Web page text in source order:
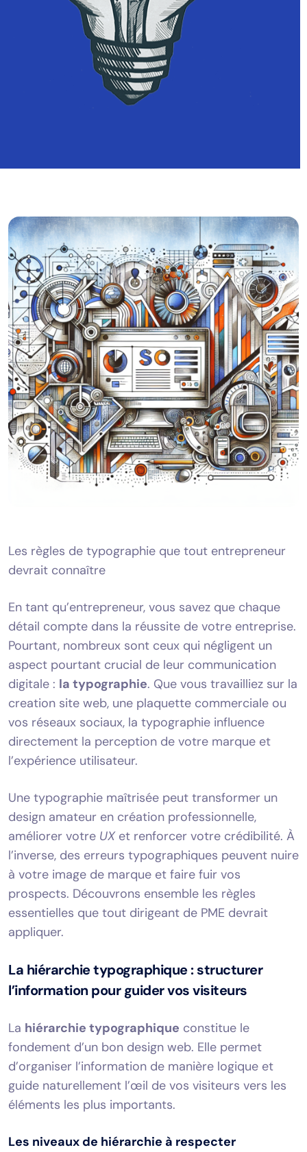
Les règles de typographie que tout entrepreneur
devrait connaître
En tant qu’entrepreneur, vous savez que chaque
détail compte dans la réussite de votre entreprise.
Pourtant, nombreux sont ceux qui négligent un
aspect pourtant crucial de leur communication
digitale : la typographie. Que vous travailliez sur la
creation site web, une plaquette commerciale ou
vos réseaux sociaux, la typographie influence
directement la perception de votre marque et
l’expérience utilisateur.
Une typographie maîtrisée peut transformer un
design amateur en création professionnelle,
améliorer votre UXet renforcer votre crédibilité. À
l’inverse, des erreurs typographiques peuvent nuire
à votre image de marque et faire fuir vos
prospects. Découvrons ensemble les règles
essentielles que tout dirigeant de PME devrait
appliquer.
La hiérarchie typographique : structurer
l’information pour guider vos visiteurs
La hiérarchie typographique constitue le
fondement d’un bon design web. Elle permet
d’organiser l’information de manière logique et
guide naturellement l’œil de vos visiteurs vers les
éléments les plus importants.
Les niveaux de hiérarchie à respecter